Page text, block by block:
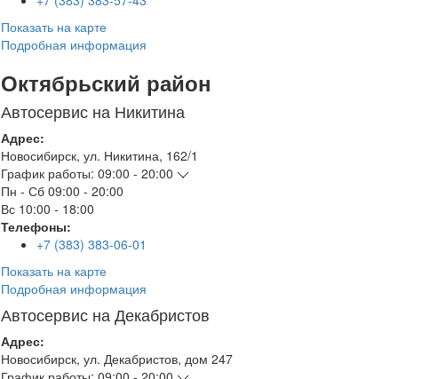
Показать на карте
Подробная информация
Октябрьский район
Автосервис на Никитина
Адрес:
Новосибирск, ул. Никитина, 162/1
График работы: 09:00 - 20:00
Пн - Сб 09:00 - 20:00
Вс 10:00 - 18:00
Телефоны:
+7 (383) 383-06-01
Показать на карте
Подробная информация
Автосервис на Декабристов
Адрес:
Новосибирск, ул. Декабристов, дом 247